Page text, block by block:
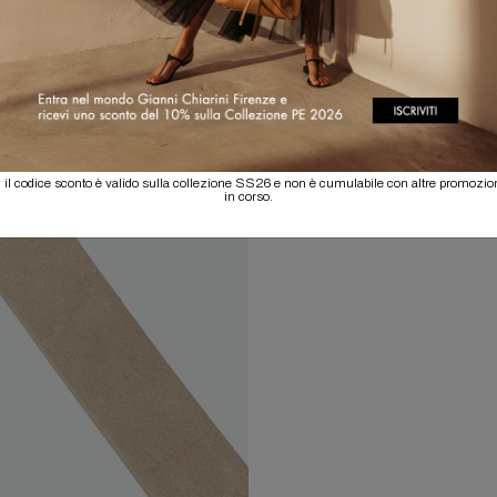
codice sconto è valido sulla collezione SS26 e non è cumulabile con altre
in corso.